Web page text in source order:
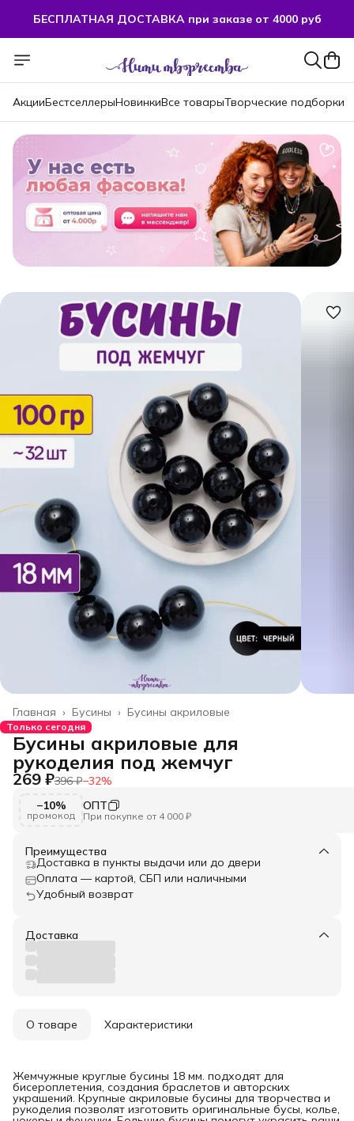
БЕСПЛАТНАЯ ДОСТАВКА при заказе от 4000 руб
БЕСПЛАТНАЯ ДОСТАВКА при заказе от 4000 руб
АкцииБестселлерыНовинкиВсе товарыТворческие подборки
Бусины акриловые
Бусины ›
Главная ›
Только сегодня
Бусины акриловые для
рукоделия под жемчуг
269 ₽396 ₽−32%
−10%
промокод
ОПТ
При покупке от 4 000 ₽
Преимущества
Доставка в пункты выдачи или до двери
Оплата — картой, СБП или наличными
Удобный возврат
Доставка
О товаре Характеристики
Жемчужные круглые бусины 18 мм. подходят для
бисероплетения, создания браслетов и авторских
украшений. Крупные акриловые бусины для творчества и
рукоделия позволят изготовить оригинальные бусы, колье,